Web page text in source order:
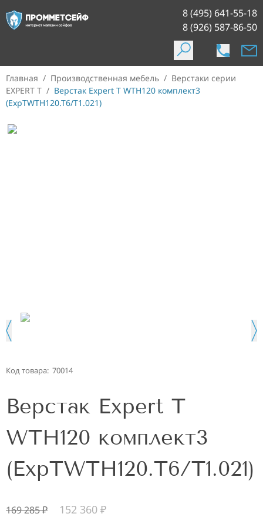
8 (495) 641-55-18
8 (926) 587-86-50
Главная / Производственная мебель / Верстаки серии
EXPERT T / Верстак Expert T WTH120 комплект3
(ExpTWTH120.T6/T1.021)
Код товара: 70014
Верстак Expert T
WTH120 комплект3
(ExpTWTH120.T6/T1.021)
169 285₽ 152 360 ₽